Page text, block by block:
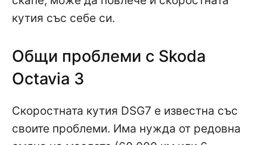
кутия със себе си.
Общи проблеми с Skoda
Octavia 3
Скоростната кутия DSG7 е известна със
своите проблеми. Има нужда от редовна